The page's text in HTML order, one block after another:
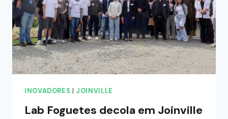
INOVADORES JOINVILLE
Lab Foguetes decola em Joinville